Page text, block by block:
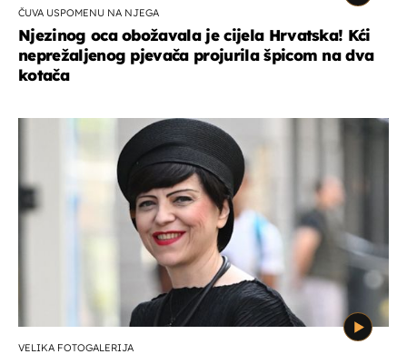
ČUVA USPOMENU NA NJEGA
Njezinog oca obožavala je cijela Hrvatska! Kći
neprežaljenog pjevača projurila špicom na dva
kotača
VELIKA FOTOGALERIJA